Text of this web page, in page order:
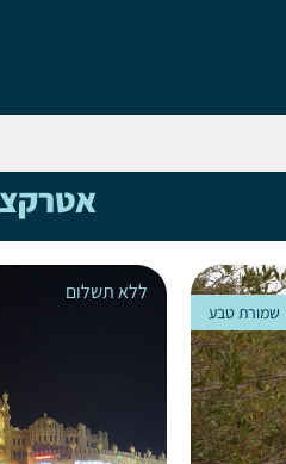
שמורת טבע
ללא תשלום